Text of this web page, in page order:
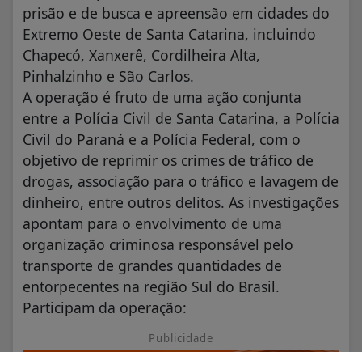
prisão e de busca e apreensão em cidades do
Extremo Oeste de Santa Catarina, incluindo
Chapecó, Xanxerê, Cordilheira Alta,
Pinhalzinho e São Carlos.
A operação é fruto de uma ação conjunta
entre a Polícia Civil de Santa Catarina, a Polícia
Civil do Paraná e a Polícia Federal, com o
objetivo de reprimir os crimes de tráfico de
drogas, associação para o tráfico e lavagem de
dinheiro, entre outros delitos. As investigações
apontam para o envolvimento de uma
organização criminosa responsável pelo
transporte de grandes quantidades de
entorpecentes na região Sul do Brasil.
Participam da operação:
Publicidade